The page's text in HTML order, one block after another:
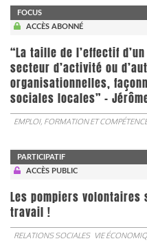
FOCUS
ACCÈS ABONNÉ
“La taille de l’effectif
secteur d’activité ou
organisationnelles,
sociales locales” -
EMPLOI, FORMATION ET
PARTICIPATIF
ACCÈS PUBLIC
Les pompiers volontaires
travail !
RELATIONS SOCIALES VIE